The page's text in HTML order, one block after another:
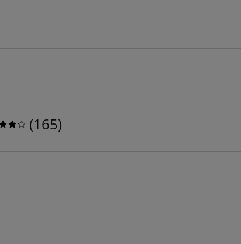
(165)